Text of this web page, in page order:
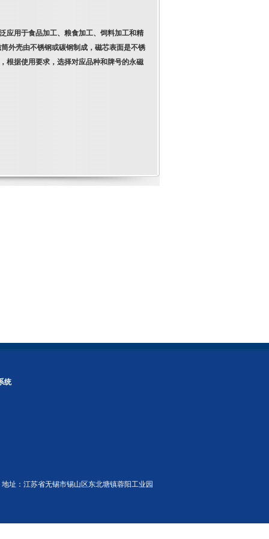
应用于食品加工、粮食加工、饲料加工和精
外壳由不锈钢或碳钢制成，磁芯表面是不锈
根据使用要求，选择对应品种和牌号的永磁
统
：江苏省无锡市锡山区东北塘镇蓉阳工业园